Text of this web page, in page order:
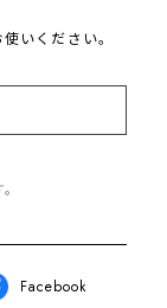
いください。
Facebook